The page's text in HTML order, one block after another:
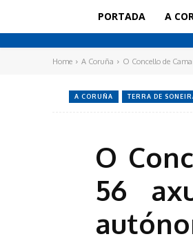
PORTADA A
Home A Coruña O Concello de
A CORUÑA TERRA DE
O
56